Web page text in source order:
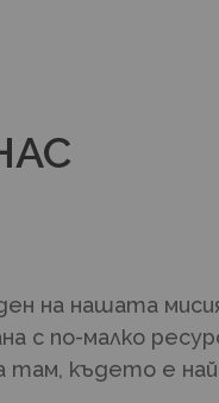
на нашата
с по-малко
там, където е